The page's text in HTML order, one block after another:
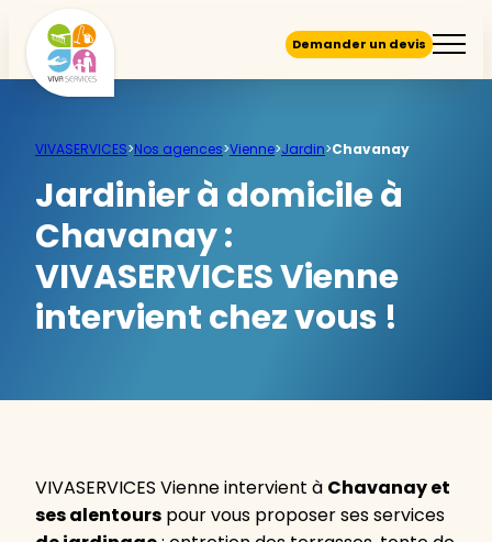
Demander un devis
VIVASERVICES>Nos agences>Vienne>Jardin>Chavanay
Jardinier à domicile à
Chavanay :
VIVASERVICES Vienne
intervient chez vous !
VIVASERVICES Vienne intervient à Chavanay et
ses alentours pour vous proposer ses services